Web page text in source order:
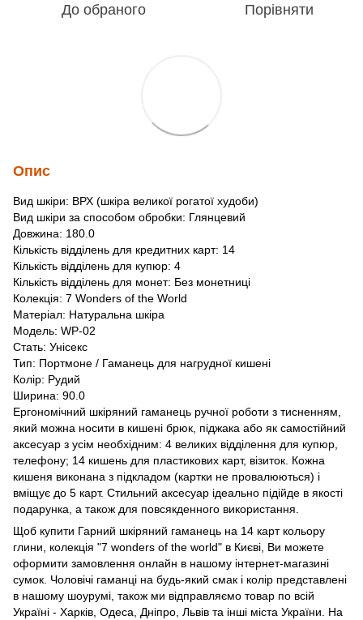
До обраного Порівняти
Опис
Вид шкіри: ВРХ (шкіра великої рогатої худоби)
Вид шкіри за способом обробки: Глянцевий
Довжина: 180.0
Кількість відділень для кредитних карт: 14
Кількість відділень для купюр: 4
Кількість відділень для монет: Без монетниці
Колекція: 7 Wonders of the World
Матеріал: Натуральна шкіра
Модель: WP-02
Стать: Унісекс
Тип: Портмоне / Гаманець для нагрудної кишені
Колір: Рудий
Ширина: 90.0
Ергономічний шкіряний гаманець ручної роботи з тисненням,
який можна носити в кишені брюк, піджака або як самостійний
аксесуар з усім необхідним: 4 великих відділення для купюр,
телефону; 14 кишень для пластикових карт, візиток. Кожна
кишеня виконана з підкладом (картки не провалюються) і
вміщує до 5 карт. Стильний аксесуар ідеально підійде в якості
подарунка, а також для повсякденного використання.
Щоб купити Гарний шкіряний гаманець на 14 карт кольору
глини, колекція "7 wonders of the world" в Києві, Ви можете
оформити замовлення онлайн в нашому інтернет-магазині
сумок. Чоловічі гаманці на будь-який смак і колір представлені
в нашому шоурумі, також ми відправляємо товар по всій
Україні - Харків, Одеса, Дніпро, Львів та інші міста України. На